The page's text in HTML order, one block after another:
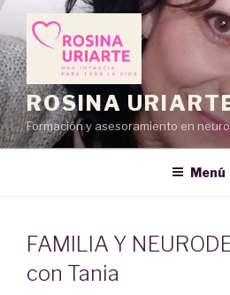
Saltar
al
contenido
ROSINA
Formación y asesoramiento en
Menú
FAMILIA Y
con Tania